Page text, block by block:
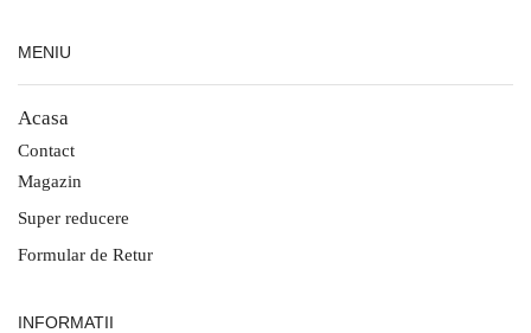
MENIU
Acasa
Contact
Magazin
Super reducere
Formular de Retur
INFORMATII